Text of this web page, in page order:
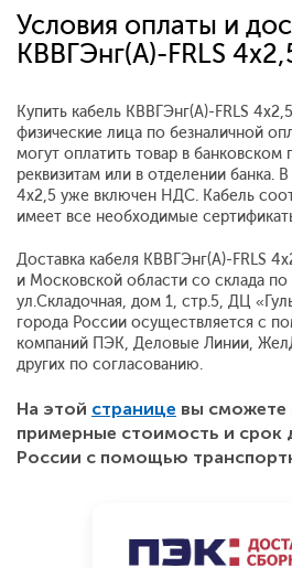
Условия оплаты и
КВВГЭнг(A)-FRLS
Купить кабель КВВГЭнг(A)-FRLS
физические лица по безналичной
могут оплатить товар в
реквизитам или в отделении банка.
4x2,5 уже включен НДС. Кабель
имеет все необходимые
Доставка кабеля КВВГЭнг(A)-FRLS
и Московской области со склада по
ул.Складочная, дом 1, стр.5, ДЦ
города России осуществляется с
компаний ПЭК, Деловые Линии,
других по согласованию.
На этой странице вы сможете
примерные стоимость и срок
России с помощью